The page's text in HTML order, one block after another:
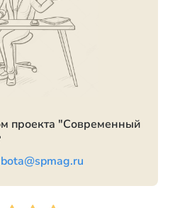
проекта "Современный